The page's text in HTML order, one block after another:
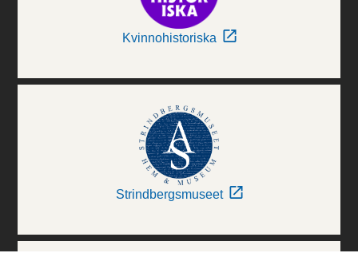
Kvinnohistoriska
Strindbergsmuseet